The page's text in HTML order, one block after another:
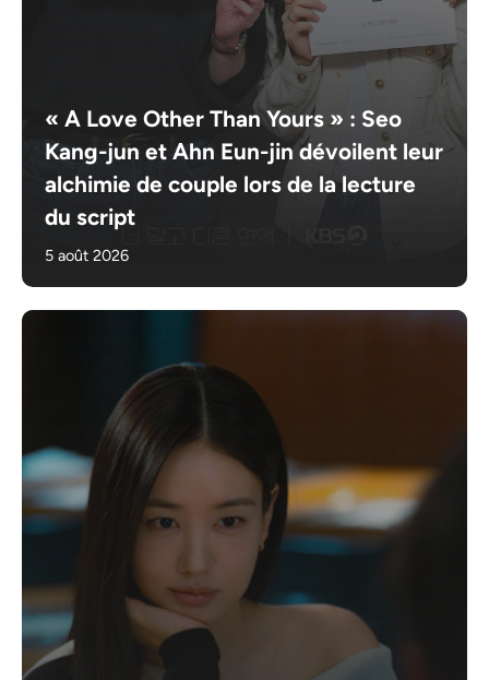
« A Love Other Than Yours » : Seo
Kang-jun et Ahn Eun-jin dévoilent leur
alchimie de couple lors de la lecture
du script
5 août 2026